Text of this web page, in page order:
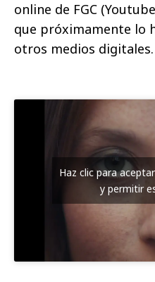
online de FGC
que próximamente lo
otros medios digitales.
Haz clic para
y permitir